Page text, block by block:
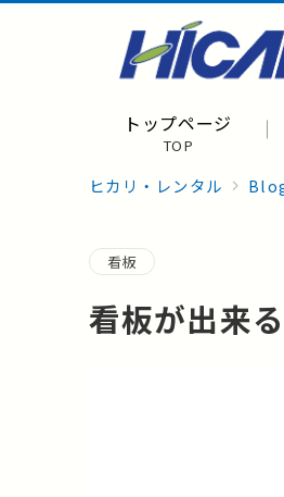
トップページ
TOP
ヒカリ・レンタル
看板
看板が出来